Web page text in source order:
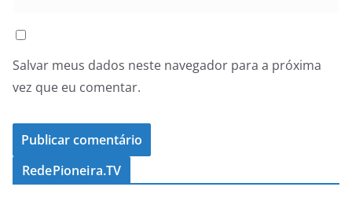
Salvar meus dados neste navegador para a próxima
vez que eu comentar.
RedePioneira.TV